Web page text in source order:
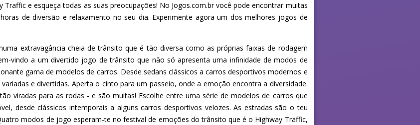
e esqueça todas as suas preocupações! No Jogos.com.br você pode encontrar muitas
de diversão e relaxamento no seu dia. Experimente agora um dos melhores jogos de
extravagância cheia de trânsito que é tão diversa como as próprias faixas de rodagem
vindo a um divertido jogo de trânsito que não só apresenta uma infinidade de modos de
gama de modelos de carros. Desde sedans clássicos a carros desportivos modernos e
e divertidas. Aperta o cinto para um passeio, onde a emoção encontra a diversidade.
viradas para as rodas - e são muitas! Escolhe entre uma série de modelos de carros que
desde clássicos intemporais a alguns carros desportivos velozes. As estradas são o teu
modos de jogo esperam-te no festival de emoções do trânsito que é o Highway Traffic,